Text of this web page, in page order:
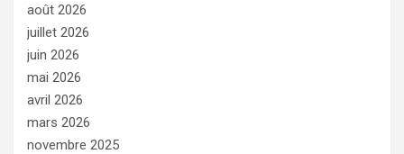
août 2026
juillet 2026
juin 2026
mai 2026
avril 2026
mars 2026
novembre 2025